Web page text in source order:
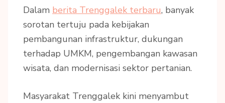
Dalam berita Trenggalek terbaru, banyak
sorotan tertuju pada kebijakan
pembangunan infrastruktur, dukungan
terhadap UMKM, pengembangan kawasan
wisata, dan modernisasi sektor pertanian.
Masyarakat Trenggalek kini menyambut